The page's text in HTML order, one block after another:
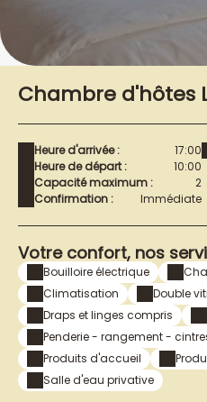
Chambre d'hôtes
Heure d'arrivée :
17:00
Heure de départ :
10:00
Capacité maximum :
2
Confirmation :
Immédiate
Votre confort, nos
Bouilloire électrique
Climatisation
Double
Draps et linges compris
Penderie - rangement -
Produits d'accueil
Salle d'eau privative